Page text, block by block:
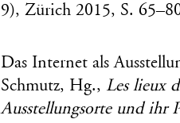
9), Zürich 2015, S.
Das Internet als
Schmutz, Hg., Les lieux
Ausstellungsorte und ihr